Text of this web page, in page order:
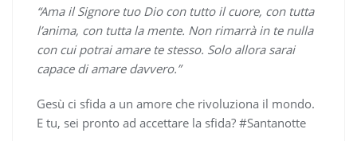
“Ama il Signore tuo Dio con tutto il cuore, con tutta
l’anima, con tutta la mente. Non rimarrà in te nulla
con cui potrai amare te stesso. Solo allora sarai
capace di amare davvero.”
Gesù ci sfida a un amore che rivoluziona il mondo.
E tu, sei pronto ad accettare la sfida? #Santanotte